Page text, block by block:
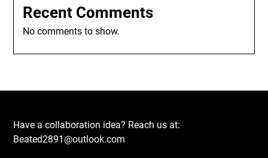
Recent Comments
No comments to show.
Have a collaboration idea? Reach us at:
Beated2891@outlook.com